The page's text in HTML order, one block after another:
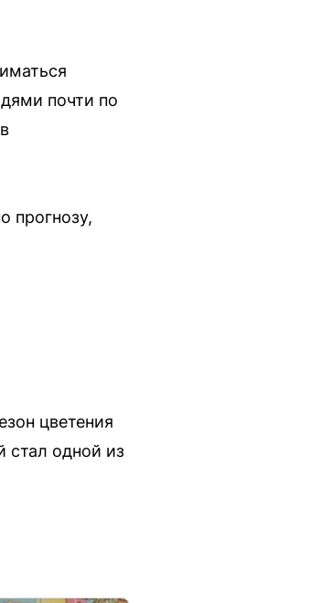
почти по
прогнозу,
цветения
стал одной из